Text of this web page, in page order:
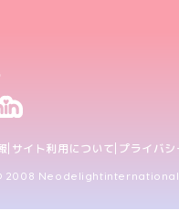
サイト利用について プライバ
2008 Neodelightinternational